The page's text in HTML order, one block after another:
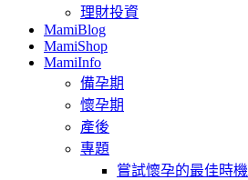
理財投資
MamiBlog
MamiShop
MamiInfo
備孕期
懷孕期
產後
專題
嘗試懷孕的最佳時機